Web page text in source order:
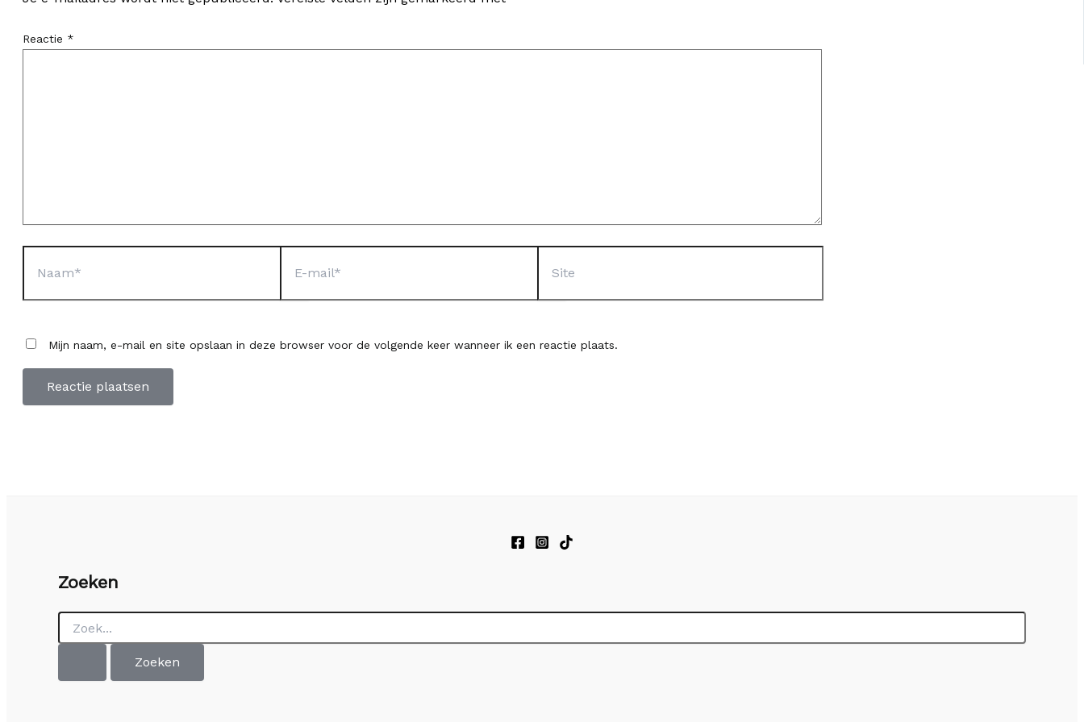
Reactie *
mail*
Mijn naam, e-mail en site opslaan in deze browser voor de volgende keer wanneer ik een reactie plaats.
Zoeken
Zoek
naar: